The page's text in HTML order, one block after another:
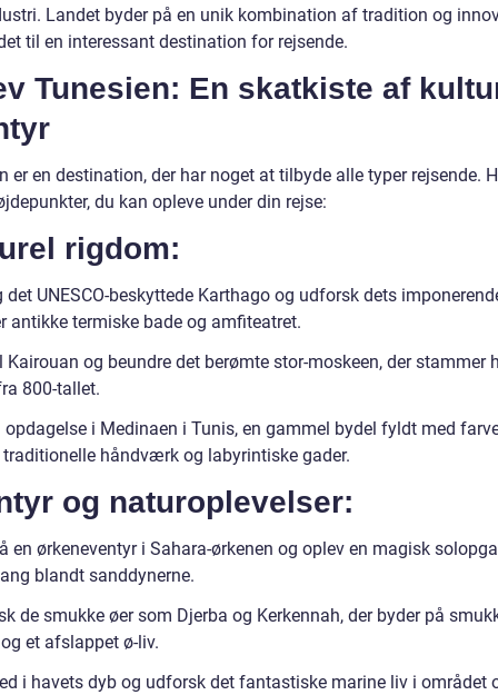
Landet byder på en unik kombination af tradition og
til en interessant destination for rejsende.
Tunesien: En skatkiste af
er en destination, der har noget at tilbyde alle typer rejsende.
du kan opleve under din rejse:
rigdom:
det UNESCO-beskyttede Karthago og udforsk dets
antikke termiske bade og amfiteatret.
Kairouan og beundre det berømte stor-moskeen, der stammer
800-tallet.
opdagelse i Medinaen i Tunis, en gammel bydel fyldt med
traditionelle håndværk og labyrintiske gader.
og naturoplevelser:
en ørkeneventyr i Sahara-ørkenen og oplev en magisk
blandt sanddynerne.
de smukke øer som Djerba og Kerkennah, der byder på
et afslappet ø-liv.
i havets dyb og udforsk det fantastiske marine liv i området